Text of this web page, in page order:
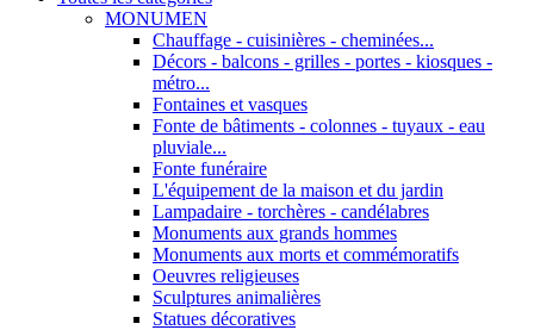
MONUMEN
Chauffage - cuisinières - cheminées...
Décors - balcons - grilles - portes - kiosques -
métro...
Fontaines et vasques
Fonte de bâtiments - colonnes - tuyaux - eau
pluviale...
Fonte funéraire
L'équipement de la maison et du jardin
Lampadaire - torchères - candélabres
Monuments aux grands hommes
Monuments aux morts et commémoratifs
Oeuvres religieuses
Sculptures animalières
Statues décoratives